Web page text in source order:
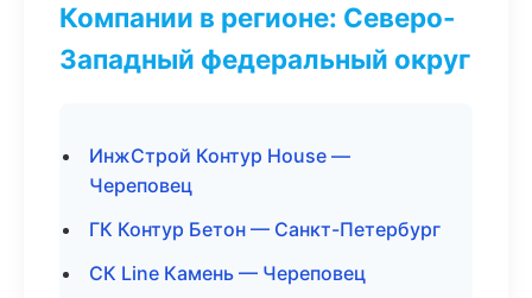
Компании в регионе: Северо-
Западный федеральный округ
ИнжСтрой Контур House —
Череповец
ГК Контур Бетон — Санкт-Петербург
СК Line Камень — Череповец